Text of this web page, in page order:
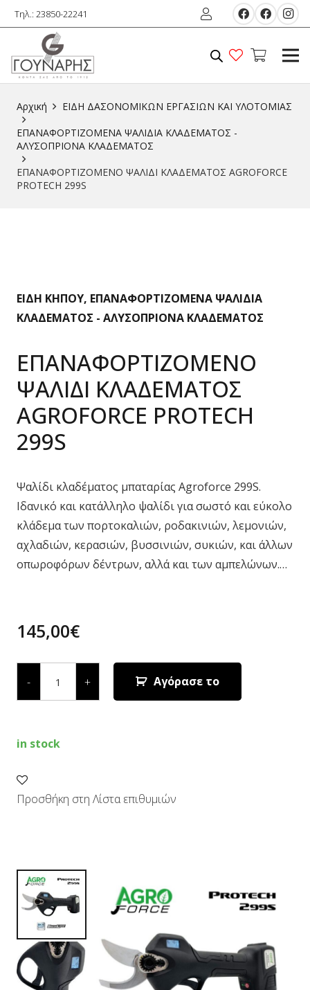
Τηλ.: 23850-22241
Αρχική
ΕIΔΗ ΔΑΣΟΝΟΜΙΚΩΝ ΕΡΓΑΣΙΩΝ ΚΑΙ ΥΛΟΤΟΜIΑΣ
ΕΠΑΝΑΦΟΡΤΙΖΟΜΕΝΑ ΨΑΛΙΔΙΑ ΚΛΑΔΕΜΑΤΟΣ -
ΑΛΥΣΟΠΡΙΟΝΑ ΚΛΑΔΕΜΑΤΟΣ
ΕΠΑΝΑΦΟΡΤΙΖΟΜΕΝΟ ΨΑΛΙΔΙ ΚΛΑΔΕΜΑΤΟΣ AGROFORCE
PROTECH 299S
ΕΙΔΗ ΚΗΠΟΥ, ΕΠΑΝΑΦΟΡΤΙΖΟΜΕΝΑ ΨΑΛΙΔΙΑ
ΚΛΑΔΕΜΑΤΟΣ - ΑΛΥΣΟΠΡΙΟΝΑ ΚΛΑΔΕΜΑΤΟΣ
ΕΠΑΝΑΦΟΡΤΙΖΟΜΕΝΟ
ΨΑΛΙΔΙ ΚΛΑΔΕΜΑΤΟΣ
AGROFORCE PROTECH
299S
Ψαλίδι κλαδέματος μπαταρίας Agroforce 299S.
Ιδανικό και κατάλληλο ψαλίδι για σωστό και εύκολο
κλάδεμα των πορτοκαλιών, ροδακινιών, λεμονιών,
αχλαδιών, κερασιών, βυσσινιών, συκιών, και άλλων
οπωροφόρων δέντρων, αλλά και των αμπελώνων.…
145,00€
-
ΕΠΑΝΑΦΟΡΤΙΖΟΜΕΝΟ
ΨΑΛΙΔΙ
ΚΛΑΔΕΜΑΤΟΣ
AGROFORCE
+ Αγόρασε το
in stock
Προσθήκη στη Λίστα επιθυμιών